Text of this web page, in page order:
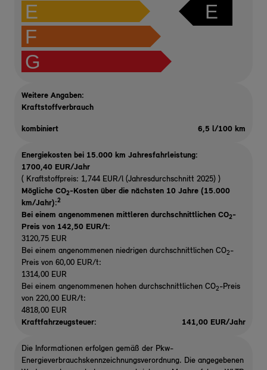
E
F
G
E
Weitere Angaben:
Kraftstoffverbrauch
kombiniert 6,5 l/100 km
Energiekosten bei 15.000 km Jahresfahrleistung:
1700,40 EUR/Jahr
( Kraftstoffpreis: 1,744 EUR/l (Jahresdurchschnitt 2025) )
Mögliche CO2-Kosten über die nächsten 10 Jahre (15.000
km/Jahr):2
Bei einem angenommenen mittleren durchschnittlichen CO2-
Preis von 142,50 EUR/t:
3120,75 EUR
Bei einem angenommenen niedrigen durchschnittlichen CO2-
Preis von 60,00 EUR/t:
1314,00 EUR
Bei einem angenommenen hohen durchschnittlichen CO2-Preis
von 220,00 EUR/t:
4818,00 EUR
Kraftfahrzeugsteuer:
141,00 EUR/Jahr
Die Informationen erfolgen gemäß der Pkw-
Energieverbrauchskennzeichnungsverordnung. Die angegebenen